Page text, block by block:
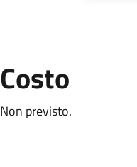
Costo
Non previsto.